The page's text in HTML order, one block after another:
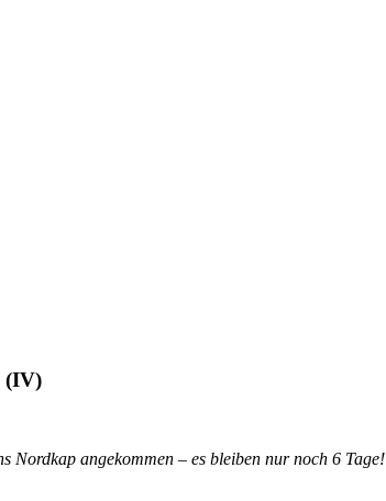
(IV)
Nordkap angekommen – es bleiben nur noch 6 Tage!